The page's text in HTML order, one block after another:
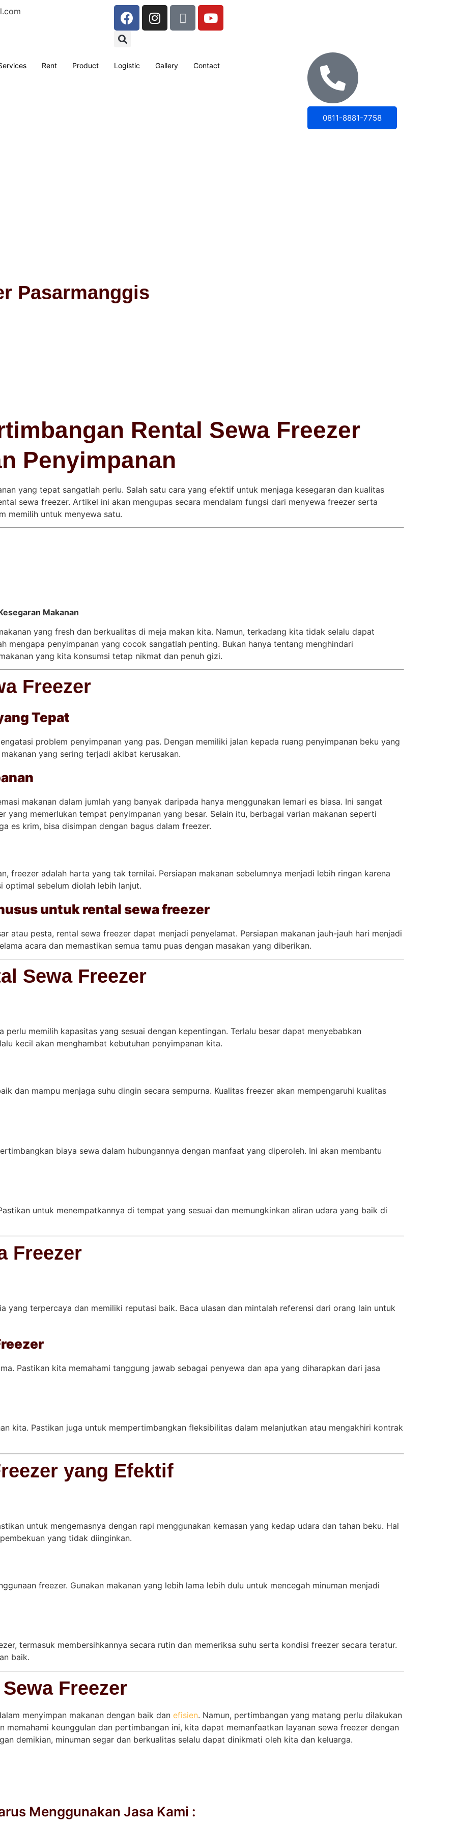
Rent Product Logistic Gallery Contact
0811-8881-7758
Pasarmanggis
Rental Sewa Freezer
Penyimpanan
yang tepat sangatlah perlu. Salah satu cara yang efektif untuk menjaga kesegaran dan kualitas
sewa freezer. Artikel ini akan mengupas secara mendalam fungsi dari menyewa freezer serta
memilih untuk menyewa satu.
Makanan
yang fresh dan berkualitas di meja makan kita. Namun, terkadang kita tidak selalu dapat
mengapa penyimpanan yang cocok sangatlah penting. Bukan hanya tentang menghindari
yang kita konsumsi tetap nikmat dan penuh gizi.
Freezer
Tepat
problem penyimpanan yang pas. Dengan memiliki jalan kepada ruang penyimpanan beku yang
yang sering terjadi akibat kerusakan.
makanan dalam jumlah yang banyak daripada hanya menggunakan lemari es biasa. Ini sangat
yang memerlukan tempat penyimpanan yang besar. Selain itu, berbagai varian makanan seperti
es krim, bisa disimpan dengan bagus dalam freezer.
freezer adalah harta yang tak ternilai. Persiapan makanan sebelumnya menjadi lebih ringan karena
optimal sebelum diolah lebih lanjut.
untuk rental sewa freezer
atau pesta, rental sewa freezer dapat menjadi penyelamat. Persiapan makanan jauh-jauh hari menjadi
acara dan memastikan semua tamu puas dengan masakan yang diberikan.
Sewa Freezer
perlu memilih kapasitas yang sesuai dengan kepentingan. Terlalu besar dapat menyebabkan
kecil akan menghambat kebutuhan penyimpanan kita.
dan mampu menjaga suhu dingin secara sempurna. Kualitas freezer akan mempengaruhi kualitas
biaya sewa dalam hubungannya dengan manfaat yang diperoleh. Ini akan membantu
untuk menempatkannya di tempat yang sesuai dan memungkinkan aliran udara yang baik di
Freezer
yang terpercaya dan memiliki reputasi baik. Baca ulasan dan mintalah referensi dari orang lain untuk
Pastikan kita memahami tanggung jawab sebagai penyewa dan apa yang diharapkan dari jasa
kita. Pastikan juga untuk mempertimbangkan fleksibilitas dalam melanjutkan atau mengakhiri kontrak
yang Efektif
untuk mengemasnya dengan rapi menggunakan kemasan yang kedap udara dan tahan beku. Hal
yang tidak diinginkan.
freezer. Gunakan makanan yang lebih lama lebih dulu untuk mencegah minuman menjadi
termasuk membersihkannya secara rutin dan memeriksa suhu serta kondisi freezer secara teratur.
baik.
Freezer
menyimpan makanan dengan baik dan efisien. Namun, pertimbangan yang matang perlu dilakukan
memahami keunggulan dan pertimbangan ini, kita dapat memanfaatkan layanan sewa freezer dengan
demikian, minuman segar dan berkualitas selalu dapat dinikmati oleh kita dan keluarga.
Menggunakan Jasa Kami :